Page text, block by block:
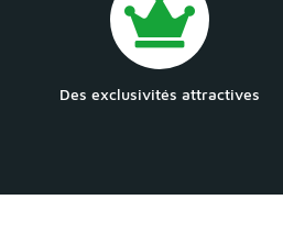
Des exclusivités attractives